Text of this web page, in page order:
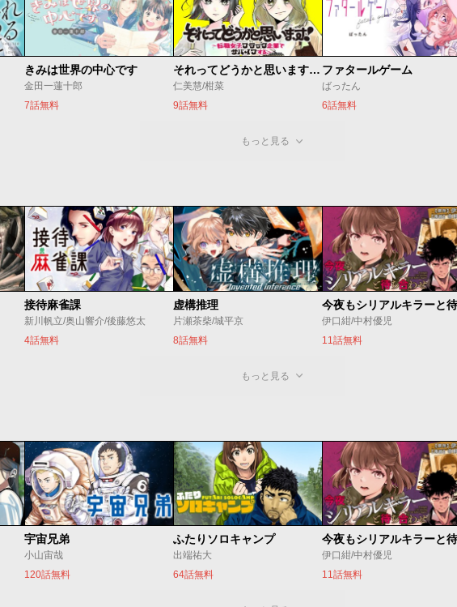
きみは世界の中心です
金田一蓮十郎
7話無料
それってどうかと思います！～転職女子、ブラック企業でサバイブする。～
仁美慧/柑菜
9話無料
ファタールゲーム
ばったん
6話無料
もっと見る
接待麻雀課
新川帆立/奥山響介/後藤悠太
4話無料
虚構推理
片瀬茶柴/城平京
8話無料
伊口紺/中村優児
11話無料
もっと見る
宇宙兄弟
小山宙哉
120話無料
ふたりソロキャンプ
出端祐大
64話無料
伊口紺/中村優児
11話無料